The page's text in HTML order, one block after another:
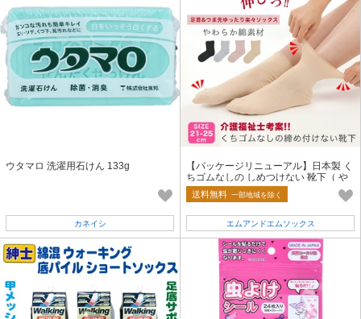
ウタマロ 洗濯用石けん 133g
カネイシ
【パッケージリニューアル】日本製 く
ちゴムなしの しめつけない 靴下（ や
わらか 綿素材・ 婦人）
送料無料 一部地域を除く
エムアンドエムソックス